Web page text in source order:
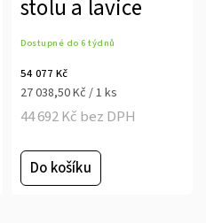
stolu a lavice
Dostupné do 6 týdnů
44 692 Kč bez DPH
54 077 Kč
27 038,50 Kč / 1 ks
Do košíku